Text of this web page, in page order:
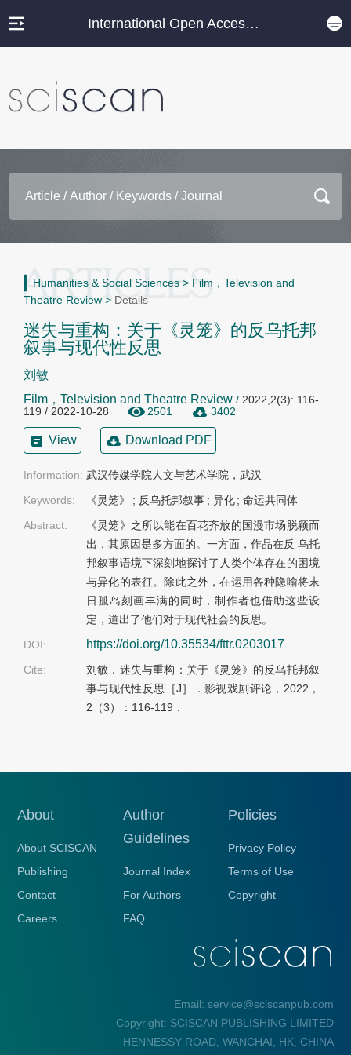
International Open Access Journal Platform
Humanities & Social Sciences > Film，Television and
Theatre Review > Details
迷失与重构：关于《灵笼》的反乌托邦
叙事与现代性反思
刘敏
Film，Television and Theatre Review / 2022,2(3): 116-
119 / 2022-10-28
2501 3402
View Download PDF
Information: 武汉传媒学院人文与艺术学院，武汉
Keywords:
《灵笼》 ; 反乌托邦叙事 ; 异化 ;命运共同体
Abstract:
《灵笼》之所以能在百花齐放的国漫市场脱颖而
出，其原因是多方面的。一方面，作品在反 乌托
邦叙事语境下深刻地探讨了人类个体存在的困境
与异化的表征。除此之外，在运用各种隐喻将末
日孤岛刻画丰满的同时，制作者也借助这些设
定，道出了他们对于现代社会的反思。
DOI:
https://doi.org/10.35534/fttr.0203017
Cite:
刘敏．迷失与重构：关于《灵笼》的反乌托邦叙
事与现代性反思［J］．影视戏剧评论，2022，
2（3）：116-119．
About
About SCISCAN
Publishing
Contact
Careers
Author
Guidelines
Journal Index
For Authors
FAQ
Policies
Privacy Policy
Terms of Use
Copyright
Email: service@sciscanpub.com
Copyright: SCISCAN PUBLISHING LIMITED
HENNESSY ROAD, WANCHAI, HK, CHINA